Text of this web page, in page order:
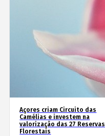
Açores criam Circuito das
Camélias e investem na
valorização das 27 Reservas
Florestais